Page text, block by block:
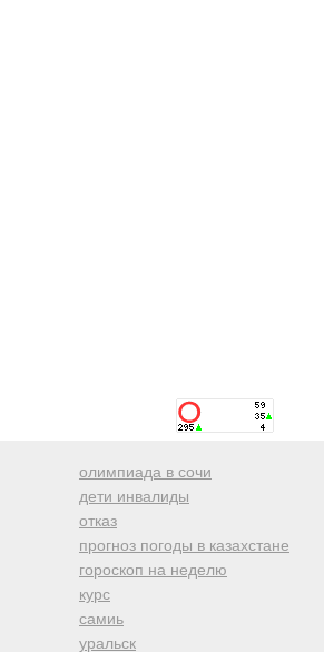
олимпиада в сочи
дети инвалиды
отказ
прогноз погоды в казахстане
гороскоп на неделю
курс
самиь
уральск